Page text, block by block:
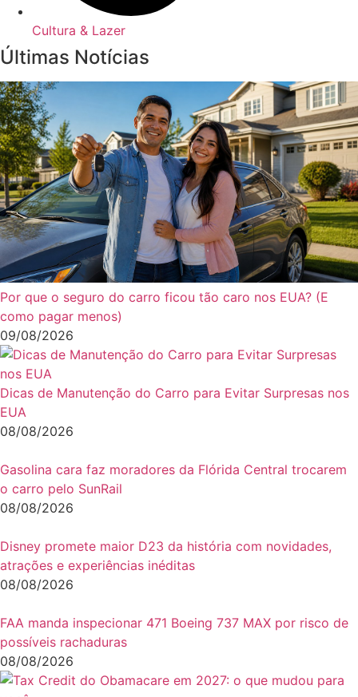
Cultura & Lazer
Últimas Notícias
Por que o seguro do carro ficou tão caro nos EUA? (E
como pagar menos)
09/08/2026
Dicas de Manutenção do Carro para Evitar Surpresas nos
EUA
08/08/2026
Gasolina cara faz moradores da Flórida Central trocarem
o carro pelo SunRail
08/08/2026
Disney promete maior D23 da história com novidades,
atrações e experiências inéditas
08/08/2026
FAA manda inspecionar 471 Boeing 737 MAX por risco de
possíveis rachaduras
08/08/2026